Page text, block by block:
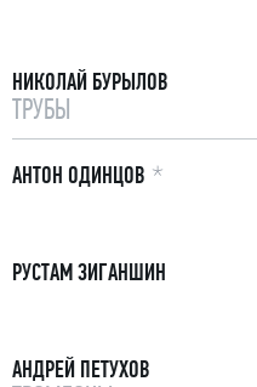
НИКОЛАЙ БУРЫЛОВ
ТРУБЫ
АНТОН ОДИНЦОВ ПРИМЕЧАНИЕ
РУСТАМ ЗИГАНШИН
АНДРЕЙ ПЕТУХОВ